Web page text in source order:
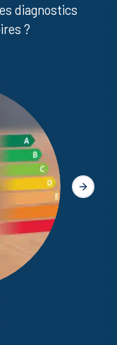
diagnostics
?
Slide